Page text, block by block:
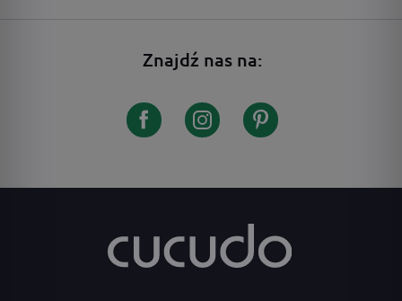
Znajdź nas na: